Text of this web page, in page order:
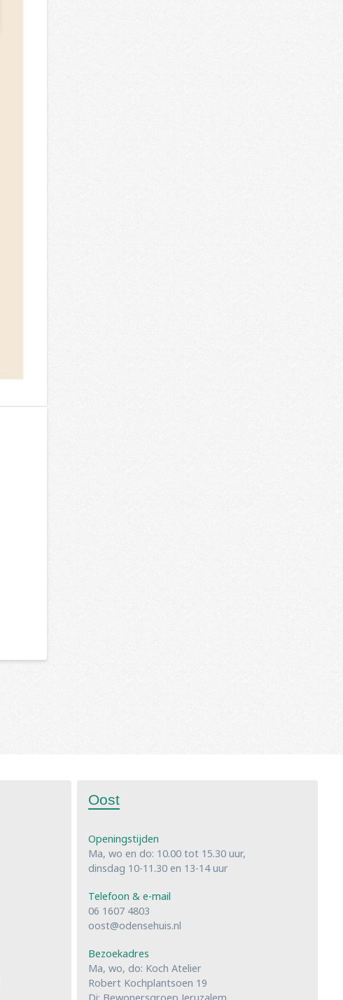
Oost
Openingstijden
Ma, wo en do: 10.00 tot 15.30 uur,
dinsdag 10-11.30 en 13-14 uur
Telefoon & e-mail
06 1607 4803
oost@odensehuis.nl
Bezoekadres
Ma, wo, do: Koch Atelier
Robert Kochplantsoen 19
Di: Bewonersgroep Jeruzalem